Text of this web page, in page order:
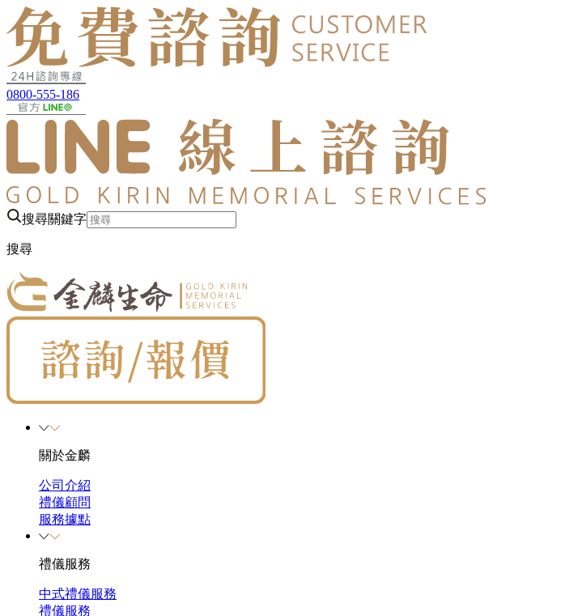
0800-555-186
搜尋關鍵字
搜尋
關於金麟
公司介紹
禮儀顧問
服務據點
禮儀服務
中式禮儀服務
禮儀服務